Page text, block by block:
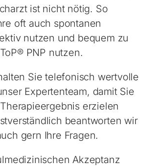
ist nicht nötig. So
oft auch spontanen
nutzen und bequem zu
PNP nutzen.
Sie telefonisch wertvolle
Expertenteam, damit Sie
erzielen
beantworten wir
gern Ihre Fragen.
Akzeptanz